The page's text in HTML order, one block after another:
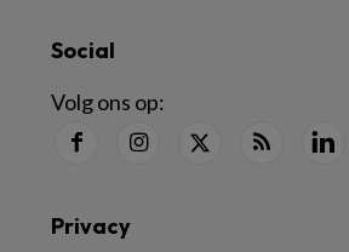
Social
Volg ons op:
Privacy